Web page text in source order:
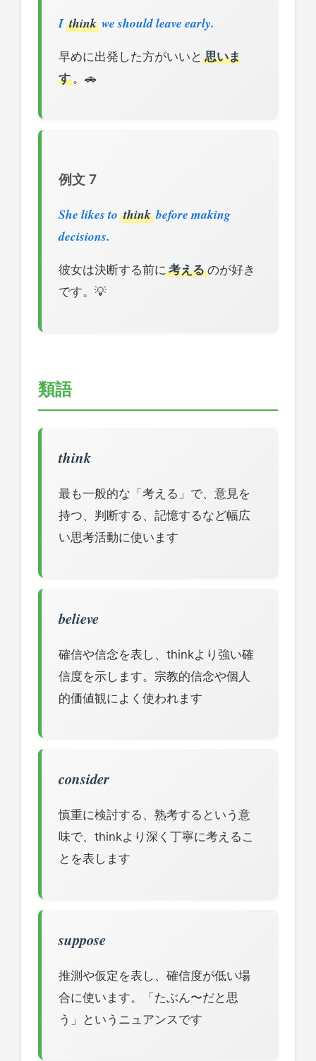
I think we should leave early.
早めに出発した方がいいと 思いま
す 。🚗
例文 7
She likes to think before making
decisions.
彼女は決断する前に 考えるのが好き
です。💡
類語
think
最も一般的な「考える」で、意見を
持つ、判断する、記憶するなど幅広
い思考活動に使います
believe
確信や信念を表し、thinkより強い確
信度を示します。宗教的信念や個人
的価値観によく使われます
consider
慎重に検討する、熟考するという意
味で、thinkより深く丁寧に考えるこ
とを表します
suppose
推測や仮定を表し、確信度が低い場
合に使います。「たぶん〜だと思
う」というニュアンスです